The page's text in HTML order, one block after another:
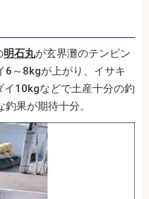
明石丸が玄界灘のテンビン
6～8kgが上がり、イサキ
10kgなどで土産十分の釣
果が期待十分。